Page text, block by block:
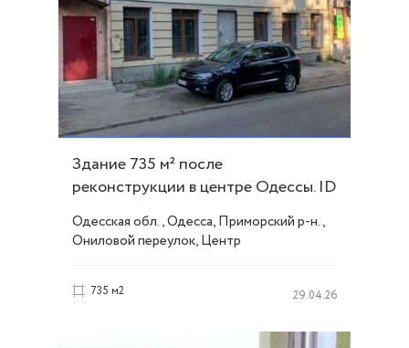
Здание 735 м² после
реконструкции в центре Одессы. ID
4482
Одесская обл., Одесса, Приморский р-н.,
Ониловой переулок, Центр
735 м2 29.04.26